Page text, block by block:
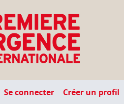
Se connecter Créer un profil